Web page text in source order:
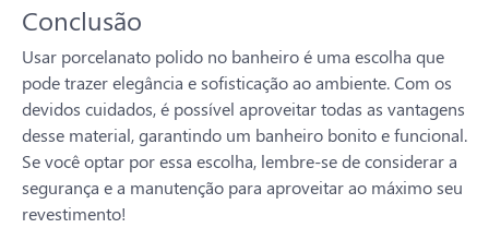
Conclusão
Usar porcelanato polido no banheiro é uma escolha que
pode trazer elegância e sofisticação ao ambiente. Com os
devidos cuidados, é possível aproveitar todas as vantagens
desse material, garantindo um banheiro bonito e funcional.
Se você optar por essa escolha, lembre-se de considerar a
segurança e a manutenção para aproveitar ao máximo seu
revestimento!